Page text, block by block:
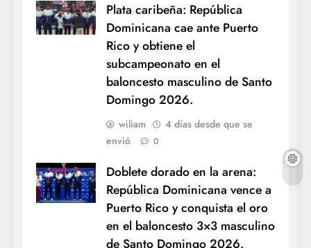
Plata caribeña: República
Dominicana cae ante Puerto
Rico y obtiene el
subcampeonato en el
baloncesto masculino de Santo
Domingo 2026.
wiliam
4 días desde que se
envió
0
Doblete dorado en la arena:
República Dominicana vence a
Puerto Rico y conquista el oro
en el baloncesto 3×3 masculino
de Santo Domingo 2026.